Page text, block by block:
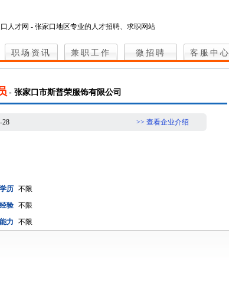
人才网 - 张家口地区专业的人才招聘、求职网站
职场资讯 兼职工作 微招聘 客服中心
- 张家口市斯普荣服饰有限公司
28 >> 查看企业介绍
历 不限
验 不限
力 不限